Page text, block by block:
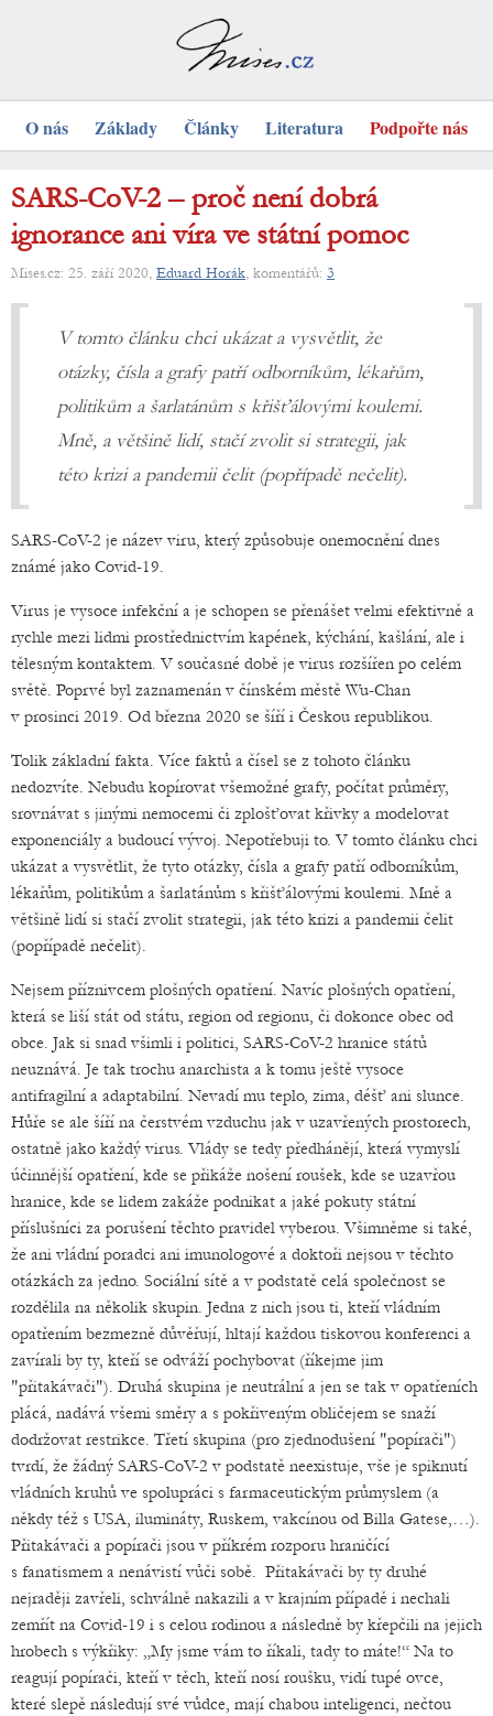
O nás Základy Články Literatura Podpořte nás
SARS-CoV-2 – proč není dobrá
ignorance ani víra ve státní pomoc
Mises.cz: 25. září 2020, Eduard Horák, komentářů: 3
V tomto článku chci ukázat a vysvětlit, že
otázky, čísla a grafy patří odborníkům, lékařům,
politikům a šarlatánům s křišťálovými koulemi.
Mně, a většině lidí, stačí zvolit si strategii, jak
této krizi a pandemii čelit (popřípadě nečelit).
SARS-CoV-2 je název viru, který způsobuje onemocnění dnes
známé jako Covid-19.
Virus je vysoce infekční a je schopen se přenášet velmi efektivně a
rychle mezi lidmi prostřednictvím kapének, kýchání, kašlání, ale i
tělesným kontaktem. V současné době je virus rozšířen po celém
světě. Poprvé byl zaznamenán v čínském městě Wu-Chan
v prosinci 2019. Od března 2020 se šíří i Českou republikou.
Tolik základní fakta. Více faktů a čísel se z tohoto článku
nedozvíte. Nebudu kopírovat všemožné grafy, počítat průměry,
srovnávat s jinými nemocemi či zplošťovat křivky a modelovat
exponenciály a budoucí vývoj. Nepotřebuji to. V tomto článku chci
ukázat a vysvětlit, že tyto otázky, čísla a grafy patří odborníkům,
lékařům, politikům a šarlatánům s křišťálovými koulemi. Mně a
většině lidí si stačí zvolit strategii, jak této krizi a pandemii čelit
(popřípadě nečelit).
Nejsem příznivcem plošných opatření. Navíc plošných opatření,
která se liší stát od státu, region od regionu, či dokonce obec od
obce. Jak si snad všimli i politici, SARS-CoV-2 hranice států
neuznává. Je tak trochu anarchista a k tomu ještě vysoce
antifragilní a adaptabilní. Nevadí mu teplo, zima, déšť ani slunce.
Hůře se ale šíří na čerstvém vzduchu jak v uzavřených prostorech,
ostatně jako každý virus. Vlády se tedy předhánějí, která vymyslí
účinnější opatření, kde se přikáže nošení roušek, kde se uzavřou
hranice, kde se lidem zakáže podnikat a jaké pokuty státní
příslušníci za porušení těchto pravidel vyberou. Všimněme si také,
že ani vládní poradci ani imunologové a doktoři nejsou v těchto
otázkách za jedno. Sociální sítě a v podstatě celá společnost se
rozdělila na několik skupin. Jedna z nich jsou ti, kteří vládním
opatřením bezmezně důvěřují, hltají každou tiskovou konferenci a
zavírali by ty, kteří se odváží pochybovat (říkejme jim
"přitakávači"). Druhá skupina je neutrální a jen se tak v opatřeních
plácá, nadává všemi směry a s pokřiveným obličejem se snaží
dodržovat restrikce. Třetí skupina (pro zjednodušení "popírači")
tvrdí, že žádný SARS-CoV-2 v podstatě neexistuje, vše je spiknutí
vládních kruhů ve spolupráci s farmaceutickým průmyslem (a
někdy též s USA, ilumináty, Ruskem, vakcínou od Billa Gatese,…).
Přitakávači a popírači jsou v příkrém rozporu hraničící
s fanatismem a nenávistí vůči sobě. Přitakávači by ty druhé
nejraději zavřeli, schválně nakazili a v krajním případě i nechali
zemřít na Covid-19 i s celou rodinou a následně by křepčili na jejich
hrobech s výkřiky: „My jsme vám to říkali, tady to máte!“ Na to
reagují popírači, kteří v těch, kteří nosí roušku, vidí tupé ovce,
které slepě následují své vůdce, mají chabou inteligenci, nečtou